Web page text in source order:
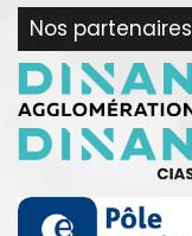
Nos partenaires